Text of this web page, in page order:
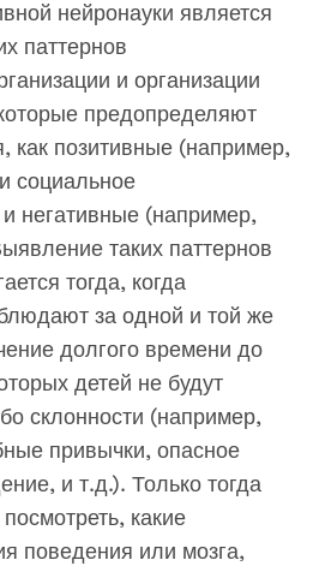
нейронауки является
паттернов
и организации
предопределяют
как позитивные (например,
социальное
и негативные (например,
таких паттернов
тогда, когда
за одной и той же
долгого времени до
детей не будут
склонности (например,
привычки, опасное
и т.д.). Только тогда
какие
поведения или мозга,